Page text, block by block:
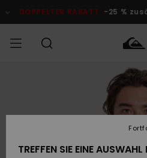
Produktinformation
DOPPELTER RABATT -25 %
Kleidung
JUNGEN
Kleidung
FRAUEN
Shop
Surf
Männer
Kinder
Snow
Männer
Kinder
Outlet
Herren
KINDER
Auf meine
Bestellung
zugreifen
Versand
TREFFEN SIE EINE